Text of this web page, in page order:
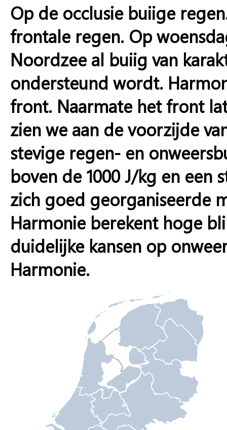
Op de occlusie buiige
frontale regen. Op
Noordzee al buiig van
ondersteund wordt.
front. Naarmate het front
zien we aan de voorzijde
stevige regen- en
boven de 1000 J/kg en een
zich goed georganiseerde
Harmonie berekent hoge
duidelijke kansen op
Harmonie.